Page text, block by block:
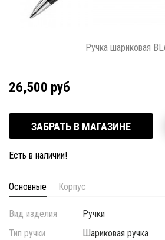
Ручка шариковая
26,500 руб
ЗАБРАТЬ В МАГАЗИНЕ
Есть в наличии!
Основные Корпус
Вид изделия
Ручки
Тип ручки
Шариковая ручка